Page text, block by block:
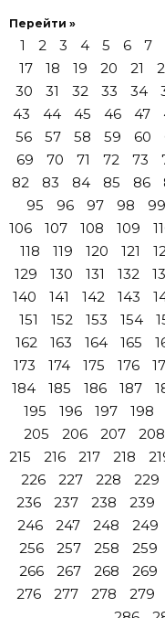
Перейти »
1 2 3 4 5 6 7
17
18 19 20 21
30
31 32 33 34
43
44 45 46 47
56
57 58 59 60
69
70 71 72 73
82
83 84 85 86
95
96 97 98 99
106
107 108 109
118
119 120 121
129
130 131 132
140
141 142 143
151
152 153 154
162
163 164 165
173
174 175 176
184
185 186 187
195
196 197 198
205
206 207 208
215
216 217 218
226
227 228 229
236
237 238 239
246
247 248 249
256
257 258 259
266
267 268 269
276
277 278 279